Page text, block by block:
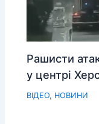
Рашисти
у центрі
ВІДЕО, НОВИНИ